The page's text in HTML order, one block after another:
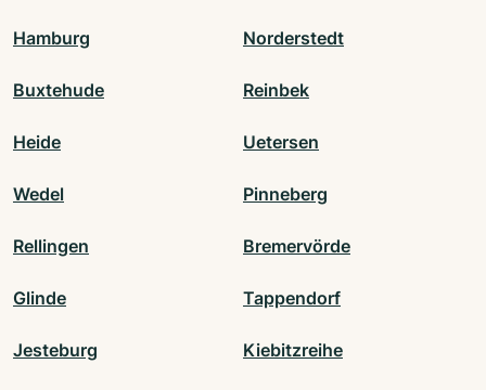
Hamburg Norderstedt
Buxtehude Reinbek
Heide Uetersen
Wedel Pinneberg
Rellingen Bremervörde
Glinde Tappendorf
Jesteburg Kiebitzreihe